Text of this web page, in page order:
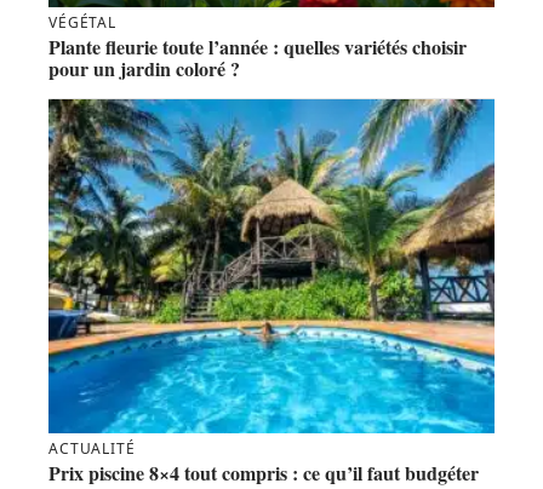
VÉGÉTAL
Plante fleurie toute l’année : quelles variétés choisir
pour un jardin coloré ?
ACTUALITÉ
Prix piscine 8×4 tout compris : ce qu’il faut budgéter